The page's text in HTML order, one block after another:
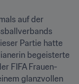
auf der
Partie hatte
begeisterte
FIFA Frauen-
glanzvollen